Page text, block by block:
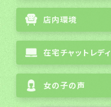
店内環境
在宅チャットレディ
女の子の声